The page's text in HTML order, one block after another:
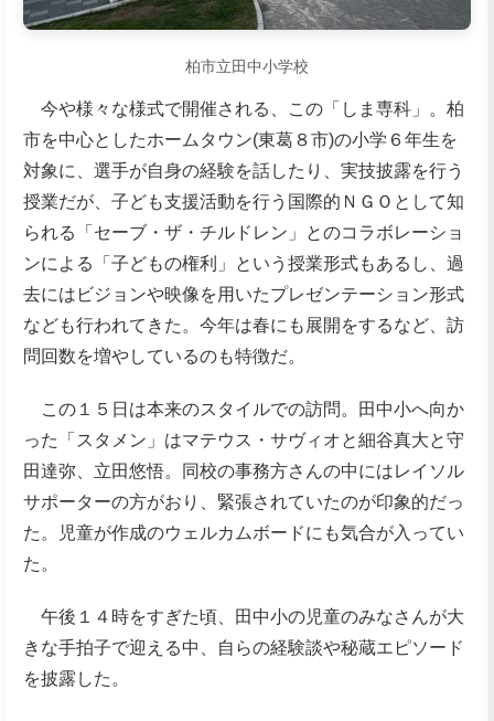
柏市立田中小学校
今や様々な様式で開催される、この「しま専科」。柏
市を中心としたホームタウン(東葛８市)の小学６年生を
対象に、選手が自身の経験を話したり、実技披露を行う
授業だが、子ども支援活動を行う国際的ＮＧＯとして知
られる「セーブ・ザ・チルドレン」とのコラボレーショ
ンによる「子どもの権利」という授業形式もあるし、過
去にはビジョンや映像を用いたプレゼンテーション形式
なども行われてきた。今年は春にも展開をするなど、訪
問回数を増やしているのも特徴だ。
この１５日は本来のスタイルでの訪問。田中小へ向か
った「スタメン」はマテウス・サヴィオと細谷真大と守
田達弥、立田悠悟。同校の事務方さんの中にはレイソル
サポーターの方がおり、緊張されていたのが印象的だっ
た。児童が作成のウェルカムボードにも気合が入ってい
た。
午後１４時をすぎた頃、田中小の児童のみなさんが大
きな手拍子で迎える中、自らの経験談や秘蔵エピソード
を披露した。